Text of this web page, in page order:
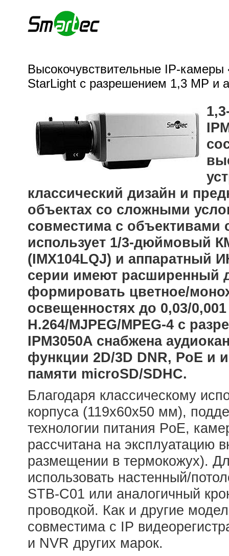
Высокочувствительные IP-
StarLight с разрешением 1,3 MP и
классический дизайн и
объектах со сложными
совместима с объективами
использует 1/3-дюймовый
(IMX104LQJ) и аппаратный
серии имеют расширенный
формировать цветное/
освещенностях до 0,03/
Н.264/MJPEG/MPEG-4 с
IPM3050A снабжена
функции 2D/3D DNR, PoE и
памяти microSD/SDHC.
Благодаря классическому
корпуса (119х60х50 мм),
технологии питания PoE,
рассчитана на эксплуатацию
размещении в термокожух).
использовать настенный/
STB-C01 или аналогичный
проводкой. Как и другие
совместима с IP
и NVR других марок.